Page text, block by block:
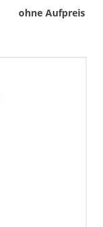
ohne Aufpreis